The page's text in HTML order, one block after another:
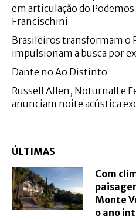
em articulação do
Francischini
Brasileiros transformam o
impulsionam a busca por
Dante no Ao Distinto
Russell Allen, Noturnall e
anunciam noite acústica
ÚLTIMAS
Com
Monte
o ano